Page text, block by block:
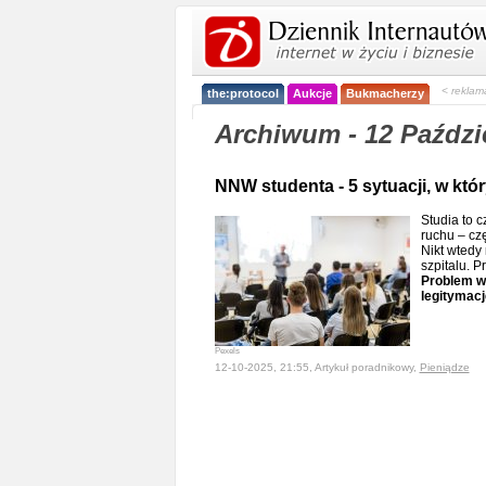
the:protocol Aukcje Bukmacherzy <
Archiwum - 12
NNW studenta - 5 sytuacji, w
Pexels
Studia to
ruchu –
Nikt
szpitalu.
Problem
12-10-2025, 21:55, Artykuł poradnikowy, Pieniądze